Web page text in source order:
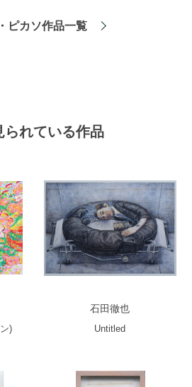
ピカソ作品一覧
られている作品
)
石田徹也
Untitled